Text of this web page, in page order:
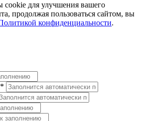
cookie для улучшения вашего
продолжая пользоваться сайтом, вы
конфиденциальности.
*